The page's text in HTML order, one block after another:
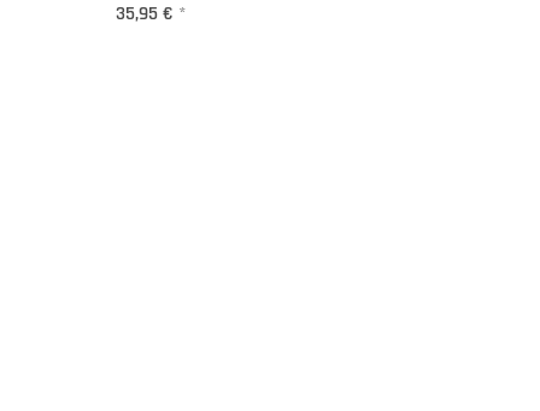
35,95 € *